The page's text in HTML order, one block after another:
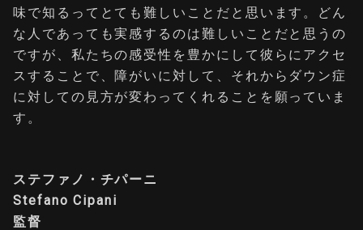
味で知るってとても難しいことだと思います。どん
な人であっても実感するのは難しいことだと思うの
ですが、私たちの感受性を豊かにして彼らにアクセ
スすることで、障がいに対して、それからダウン症
に対しての見方が変わってくれることを願っていま
す。
ステファノ・チパーニ
Stefano Cipani
監督